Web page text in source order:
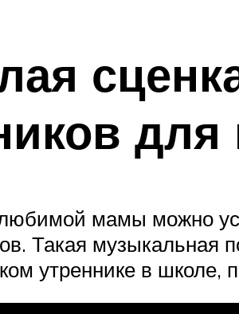
для
мамы можно
Такая музыкальная
утреннике в школе,